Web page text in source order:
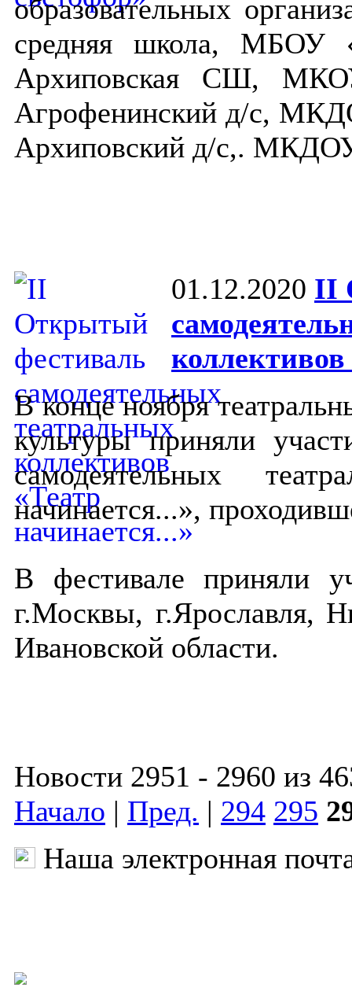
образовательных
средняя школа, МБОУ
Архиповская СШ,
Агрофенинский д/с,
Архиповский д/с,. МКДОУ
01.12.2020 II
В конце ноября
культуры приняли
самодеятельных
начинается...»,
В фестивале приняли
г.Москвы, г.Ярославля,
Ивановской области.
Новости 2951 - 2960 из
Начало | Пред. | 294 295
Наша электронная